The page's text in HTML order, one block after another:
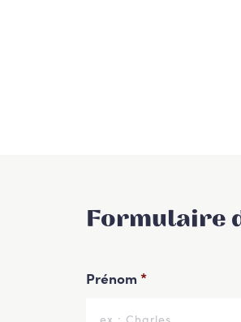
Formulaire
Prénom *